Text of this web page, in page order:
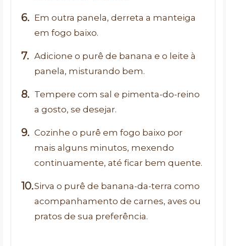
Em outra panela, derreta a manteiga
em fogo baixo.
Adicione o purê de banana e o leite à
panela, misturando bem.
Tempere com sal e pimenta-do-reino
a gosto, se desejar.
Cozinhe o purê em fogo baixo por
mais alguns minutos, mexendo
continuamente, até ficar bem quente.
Sirva o purê de banana-da-terra como
acompanhamento de carnes, aves ou
pratos de sua preferência.